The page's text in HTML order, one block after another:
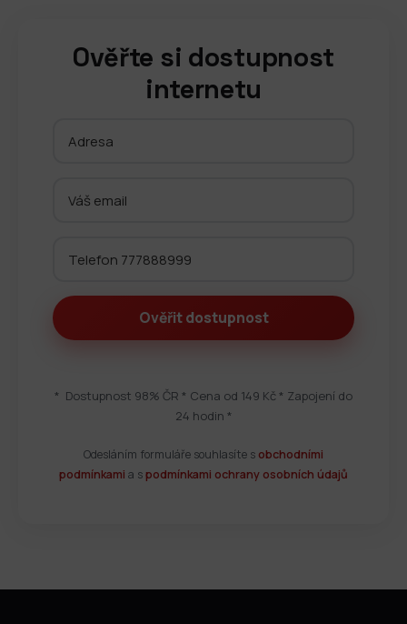
Ověřte si dostupnost
internetu
* Dostupnost 98% ČR * Cena od 149 Kč * Zapojení do
24 hodin *
Odesláním formuláře souhlasíte s obchodními
podmínkami a spodmínkami ochrany osobních údajů